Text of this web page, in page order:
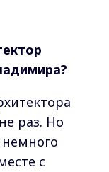
раз. Но
немного
с